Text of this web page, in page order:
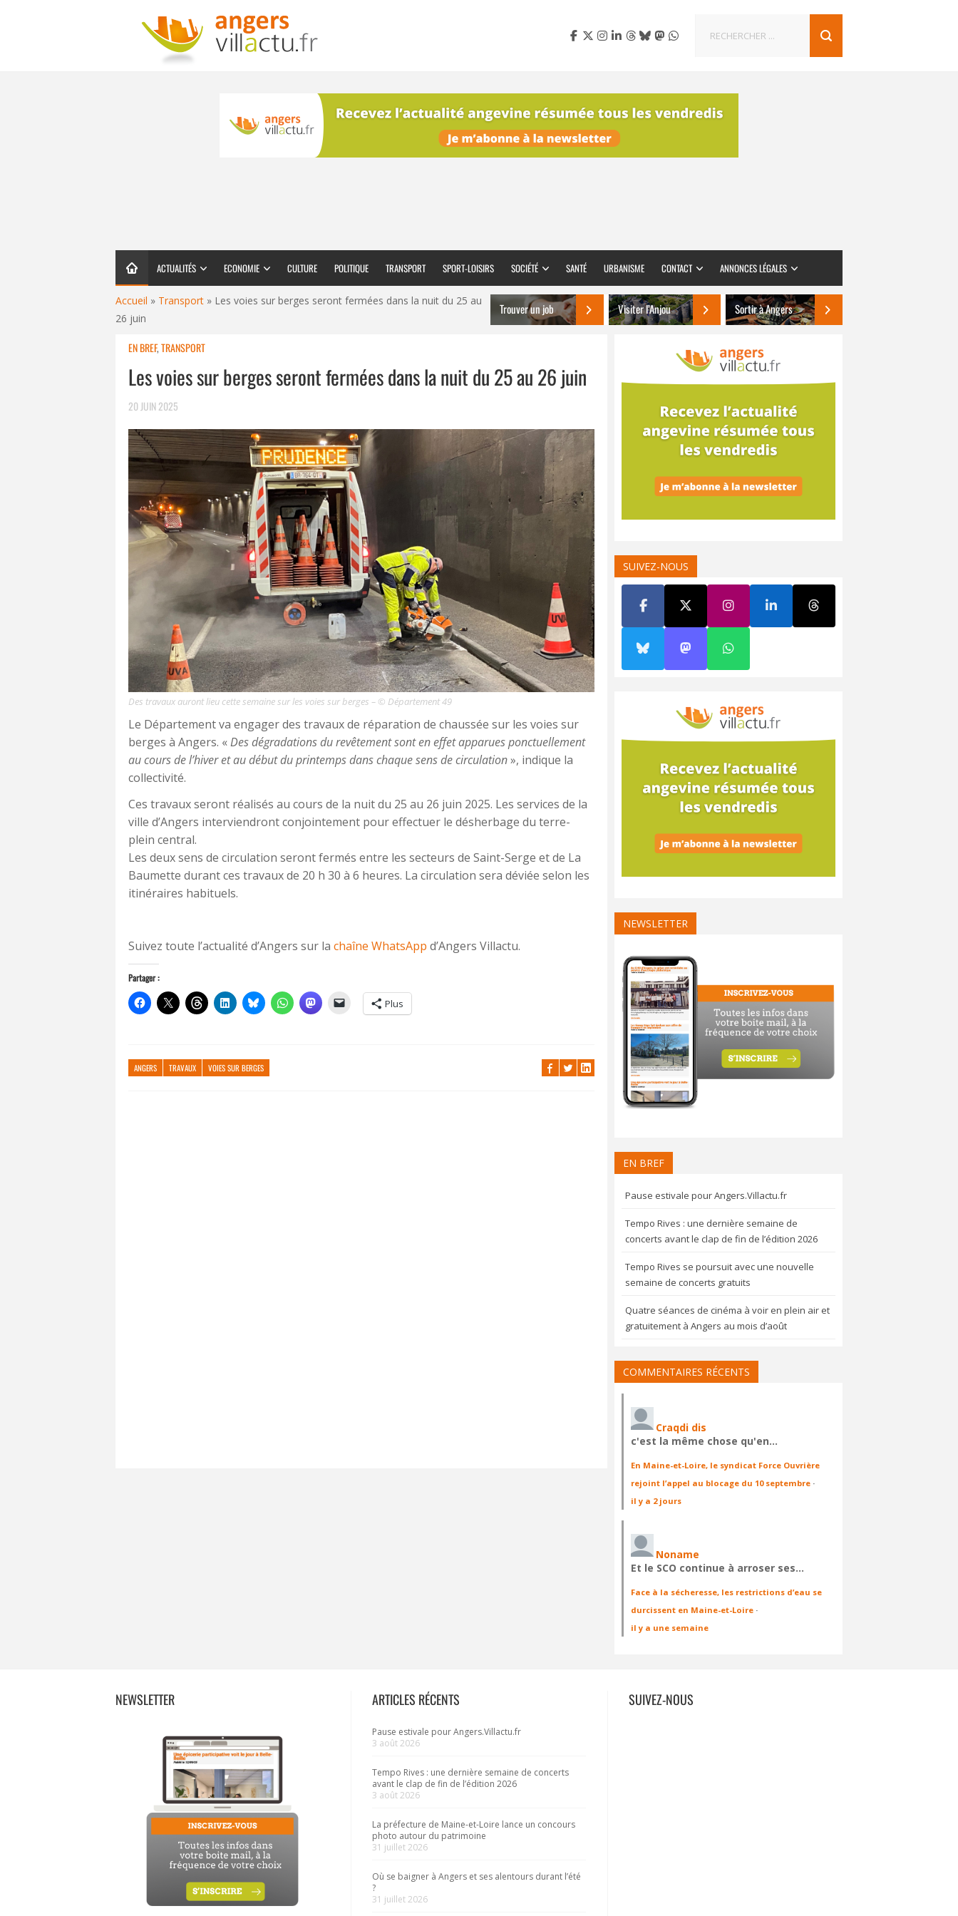
ACTUALITÉS ECONOMIE CULTURE POLITIQUE TRANSPORT SPORT-LOISIRS SOCIÉTÉ SANTÉ URBANISME CONTACT ANNONCES LÉGALES
Accueil » Transport » Les voies sur berges seront fermées dans la nuit du 25 au
26 juin
Trouver un job Visiter l’Anjou Sortir à Angers
EN BREF,TRANSPORT
Les voies sur berges seront fermées dans la nuit du 25 au 26 juin
20 JUIN 2025
Des travaux auront lieu cette semaine sur les voies sur berges – © Département 49
Le Département va engager des travaux de réparation de chaussée sur les voies sur
berges à Angers. «Des dégradations du revêtement sont en effet apparues ponctuellement
au cours de l’hiver et au début du printemps dans chaque sens de circulation», indique la
collectivité.
Ces travaux seront réalisés au cours de la nuit du 25 au 26 juin 2025. Les services de la
ville d’Angers interviendront conjointement pour effectuer le désherbage du terre-
plein central.
Les deux sens de circulation seront fermés entre les secteurs de Saint-Serge et de La
Baumette durant ces travaux de 20 h 30 à 6 heures. La circulation sera déviée selon les
itinéraires habituels.
Suivez toute l’actualité d’Angers sur la chaîne WhatsApp d’Angers Villactu.
Partager :
Plus
ANGERS TRAVAUX VOIES SUR BERGES
SUIVEZ-NOUS
NEWSLETTER
EN BREF
Pause estivale pour Angers.Villactu.fr
Tempo Rives : une dernière semaine de
concerts avant le clap de fin de l’édition 2026
Tempo Rives se poursuit avec une nouvelle
semaine de concerts gratuits
Quatre séances de cinéma à voir en plein air et
gratuitement à Angers au mois d’août
COMMENTAIRES RÉCENTS
Craqdi dis
c'est la même chose qu'en…
En Maine-et-Loire, le syndicat Force Ouvrière
rejoint l’appel au blocage du 10 septembre ·
il y a 2 jours
Noname
Et le SCO continue à arroser ses…
Face à la sécheresse, les restrictions d’eau se
durcissent en Maine-et-Loire ·
il y a une semaine
NEWSLETTER ARTICLES RÉCENTS
Pause estivale pour Angers.Villactu.fr
3 août 2026
Tempo Rives : une dernière semaine de concerts
avant le clap de fin de l’édition 2026
3 août 2026
La préfecture de Maine-et-Loire lance un concours
photo autour du patrimoine
31 juillet 2026
Où se baigner à Angers et ses alentours durant l’été
?
31 juillet 2026
SUIVEZ-NOUS